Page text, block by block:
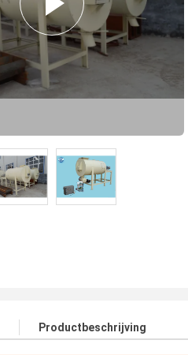
Productbeschrijving